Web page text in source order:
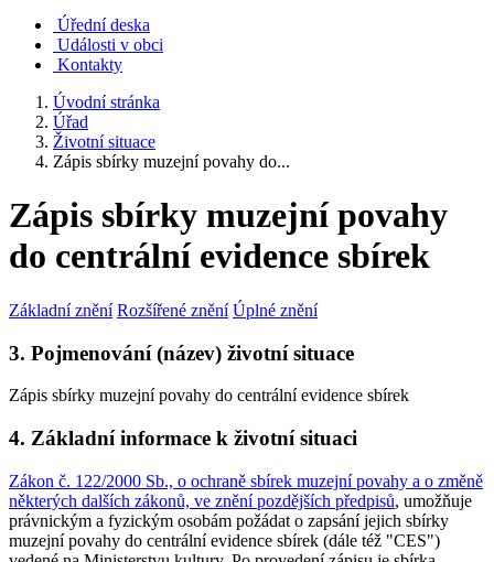
Úřední deska
Události v obci
Kontakty
Úvodní stránka
Úřad
Životní situace
Zápis sbírky muzejní povahy do...
Zápis sbírky muzejní povahy
do centrální evidence sbírek
Základní znění Rozšířené znění Úplné znění
3. Pojmenování (název) životní situace
Zápis sbírky muzejní povahy do centrální evidence sbírek
4. Základní informace k životní situaci
Zákon č. 122/2000 Sb., o ochraně sbírek muzejní povahy a o změně
některých dalších zákonů, ve znění pozdějších předpisů, umožňuje
právnickým a fyzickým osobám požádat o zapsání jejich sbírky
muzejní povahy do centrální evidence sbírek (dále též "CES")